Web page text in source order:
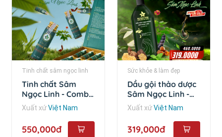
Tinh chất sâm ngọc linh
Tinh chất Sâm
Ngọc Linh - Combo
5 chai
Xuất xứViệt Nam
550,000đ
Sức khỏe & làm đẹp
Dầu gội thảo dược
Sâm Ngọc Linh -
500ml
Xuất xứViệt Nam
319,000đ